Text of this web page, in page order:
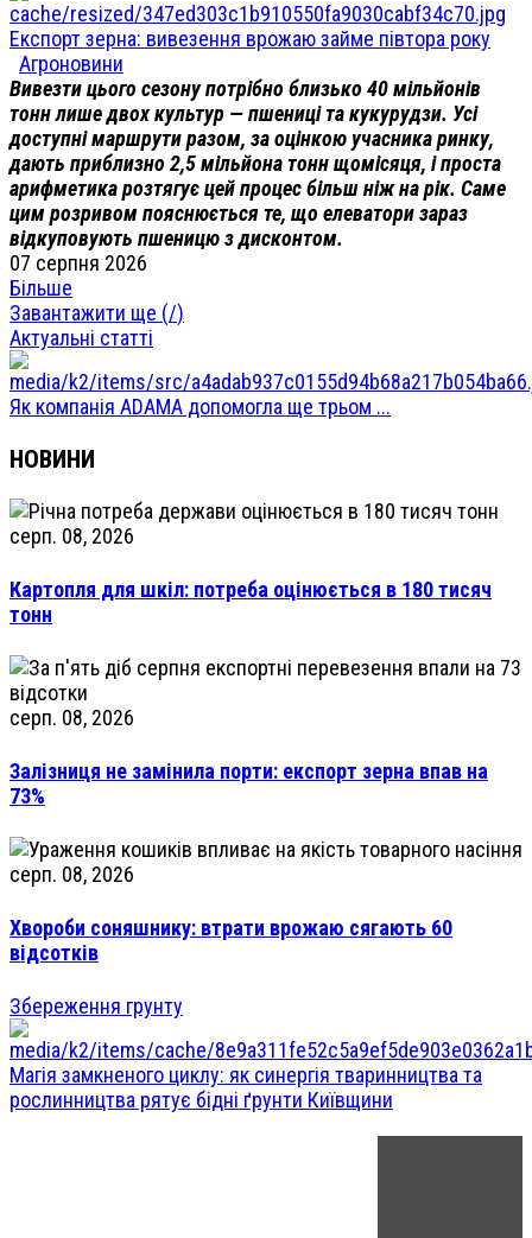
Експорт зерна: вивезення врожаю займе півтора року
Агроновини
Вивезти цього сезону потрібно близько 40 мільйонів
тонн лише двох культур — пшениці та кукурудзи. Усі
доступні маршрути разом, за оцінкою учасника ринку,
дають приблизно 2,5 мільйона тонн щомісяця, і проста
арифметика розтягує цей процес більш ніж на рік. Саме
цим розривом пояснюється те, що елеватори зараз
відкуповують пшеницю з дисконтом.
07 серпня 2026
Більше
Завантажити ще (/)
Актуальні статті
Як компанія ADAMA допомогла ще трьом ...
НОВИНИ
серп. 08, 2026
Картопля для шкіл: потреба оцінюється в 180 тисяч
тонн
серп. 08, 2026
Залізниця не замінила порти: експорт зерна впав на
73%
серп. 08, 2026
Хвороби соняшнику: втрати врожаю сягають 60
відсотків
Збереження грунту
Магія замкненого циклу: як синергія тваринництва та
рослинництва рятує бідні ґрунти Київщини